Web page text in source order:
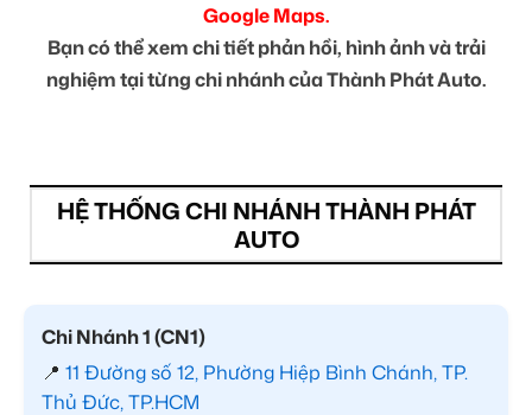
Google Maps.
Bạn có thể xem chi tiết phản hồi, hình ảnh và trải
nghiệm tại từng chi nhánh của Thành Phát Auto.
HỆ THỐNG CHI NHÁNH THÀNH PHÁT
AUTO
Chi Nhánh 1 (CN1)
📍 11 Đường số 12, Phường Hiệp Bình Chánh, TP.
Thủ Đức, TP.HCM